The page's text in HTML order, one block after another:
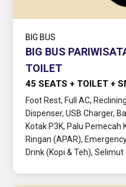
BIG BUS
BIG BUS
TOILET
45 SEATS + TOILET +
Foot Rest, Full AC,
Dispenser, USB Charger,
Kotak P3K, Palu
Ringan (APAR),
Drink (Kopi & Teh),